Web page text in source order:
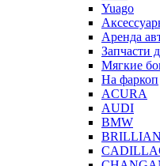
Yuago
Аренда
Запчасти
Мягкие
На фаркоп
ACURA
AUDI
BMW